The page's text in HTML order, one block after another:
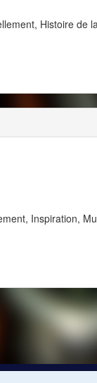
Histoire de
Inspiration,